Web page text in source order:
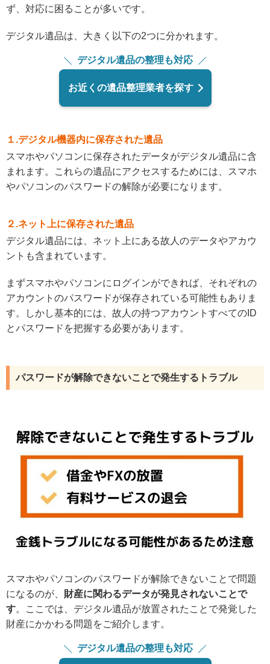
ず、対応に困ることが多いです。
デジタル遺品は、大きく以下の2つに分かれます。
デジタル遺品の整理も対応
お近くの遺品整理業者を探す
１.デジタル機器内に保存された遺品
スマホやパソコンに保存されたデータがデジタル遺品に含
まれます。これらの遺品にアクセスするためには、スマホ
やパソコンのパスワードの解除が必要になります。
２.ネット上に保存された遺品
デジタル遺品には、ネット上にある故人のデータやアカウ
ントも含まれています。
まずスマホやパソコンにログインができれば、それぞれの
アカウントのパスワードが保存されている可能性もありま
す。しかし基本的には、故人の持つアカウントすべてのID
とパスワードを把握する必要があります。
パスワードが解除できないことで発生するトラブル
スマホやパソコンのパスワードが解除できないことで問題
になるのが、 財産に関わるデータが発見されないことで
す。ここでは、デジタル遺品が放置されたことで発覚した
財産にかかわる問題をご紹介します。
デジタル遺品の整理も対応